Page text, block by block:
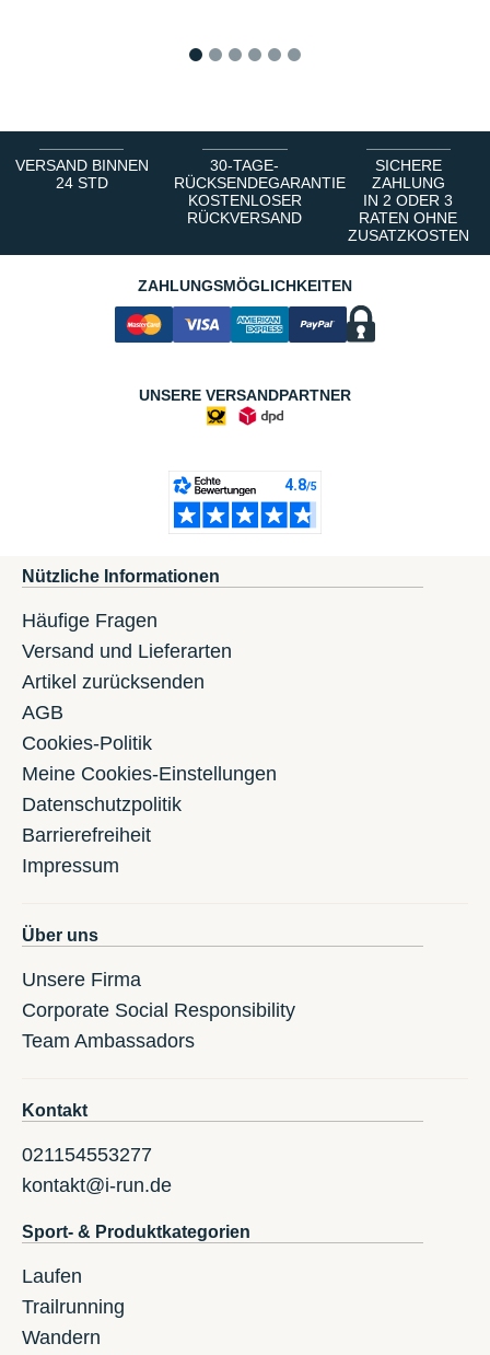
VERSAND BINNEN
24 STD
30-TAGE-
RÜCKSENDEGARANTIE
KOSTENLOSER
RÜCKVERSAND
SICHERE
ZAHLUNG
IN 2 ODER 3
RATEN OHNE
ZUSATZKOSTEN
ZAHLUNGSMÖGLICHKEITEN
UNSERE VERSANDPARTNER
Nützliche Informationen
Häufige Fragen
Versand und Lieferarten
Artikel zurücksenden
AGB
Cookies-Politik
Meine Cookies-Einstellungen
Datenschutzpolitik
Barrierefreiheit
Impressum
Über uns
Unsere Firma
Corporate Social Responsibility
Team Ambassadors
Kontakt
021154553277
kontakt@i-run.de
Sport- & Produktkategorien
Laufen
Trailrunning
Wandern